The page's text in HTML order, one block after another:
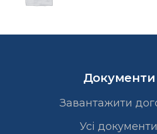
Документи
Завантажити
Усі документи